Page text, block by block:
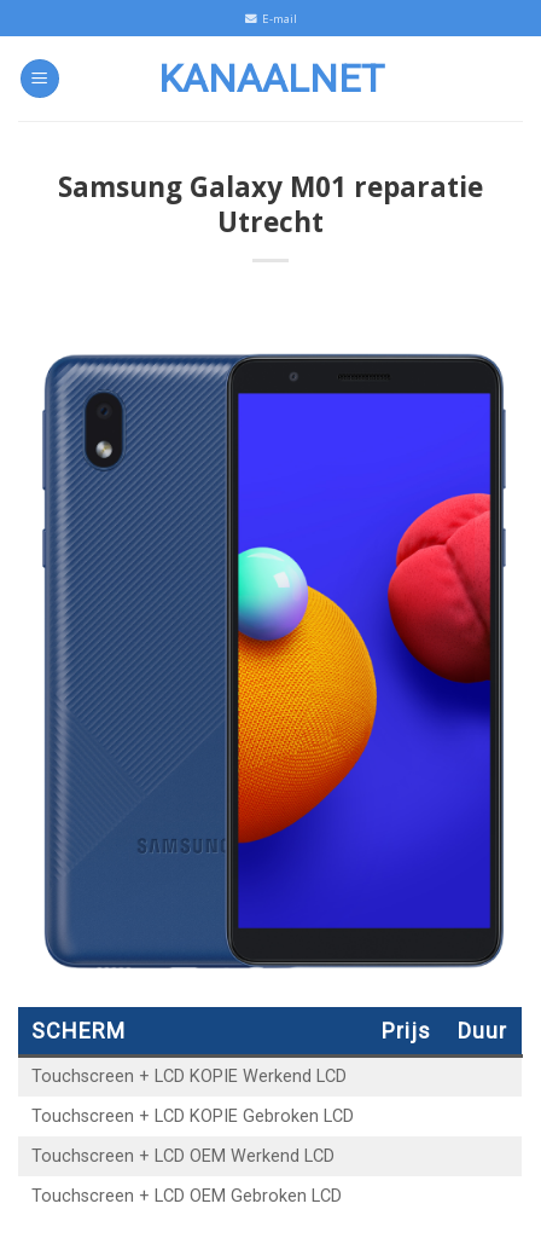
to
content
E-mail
KANAALNET
Samsung Galaxy M01 reparatie
Utrecht
SCHERM Prijs Duur
Touchscreen + LCD KOPIE Werkend LCD
Touchscreen + LCD KOPIE Gebroken LCD
Touchscreen + LCD OEM Werkend LCD
Touchscreen + LCD OEM Gebroken LCD